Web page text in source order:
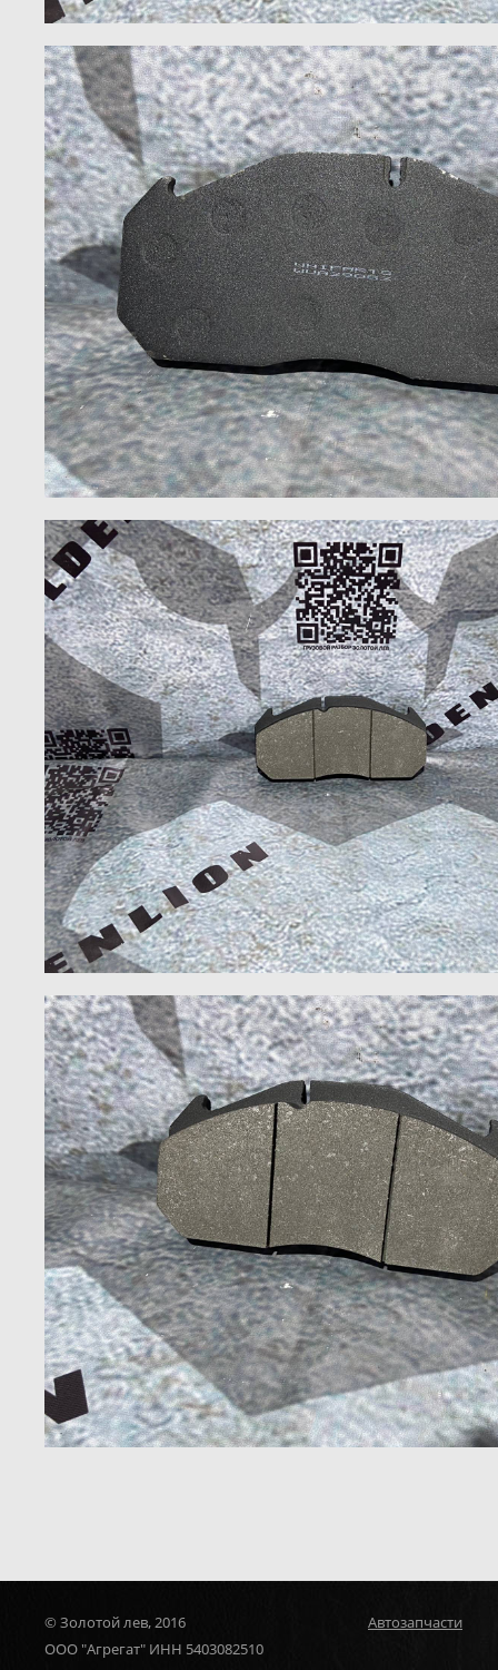
© Золотой лев, 2016
ООО "Агрегат" ИНН 5403082510
Автозапчасти